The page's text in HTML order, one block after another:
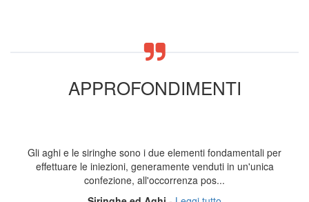
APPROFONDIMENTI
Gli aghi e le siringhe sono i due elementi fondamentali per
effettuare le iniezioni, generamente venduti in un'unica
confezione, all'occorrenza pos...